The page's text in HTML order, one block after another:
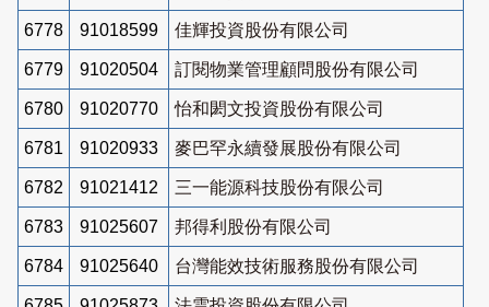
6778 91018599 佳輝投資股份有限公司
6779 91020504 訂閱物業管理顧問股份有限公司
6780 91020770 怡和閎文投資股份有限公司
6781 91020933 麥巴罕永續發展股份有限公司
6782 91021412 三一能源科技股份有限公司
6783 91025607 邦得利股份有限公司
6784 91025640 台灣能效技術服務股份有限公司